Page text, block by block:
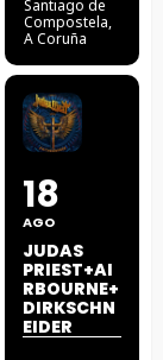
Santiago de
Compostela,
A Coruña
18
AGO
JUDAS
PRIEST+AI
RBOURNE+
DIRKSCHN
EIDER